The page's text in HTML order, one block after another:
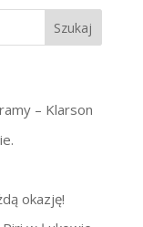
Szukaj
– Klarson
okazję!